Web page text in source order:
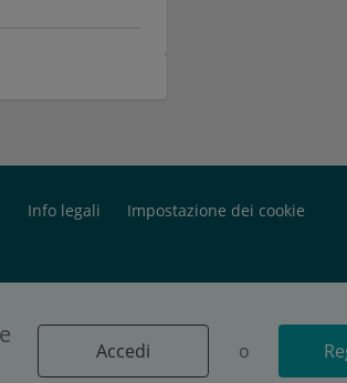
AccediAccedi o
Info legali Impostazione dei cookie